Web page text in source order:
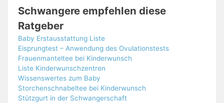
Schwangere empfehlen diese
Ratgeber
Baby Erstausstattung Liste
Eisprungtest – Anwendung des Ovulationstests
Frauenmanteltee bei Kinderwunsch
Liste Kinderwunschzentren
Wissenswertes zum Baby
Storchenschnabeltee bei Kinderwunsch
Stützgurt in der Schwangerschaft